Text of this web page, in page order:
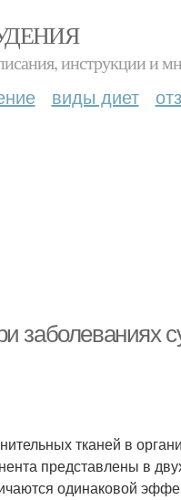
инструкции и
виды диет
заболеваниях
тканей в
представлены в
одинаковой